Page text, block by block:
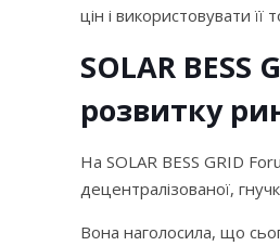
цін і використовувати
SOLAR
розвитку
На SOLAR BESS GRID
децентралізованої,
Вона наголосила, що